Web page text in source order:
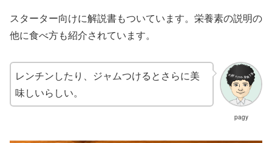
スターター向けに解説書もついています。栄養素の説明の
他に食べ方も紹介されています。
pagy
レンチンしたり、ジャムつけるとさらに美
味しいらしい。